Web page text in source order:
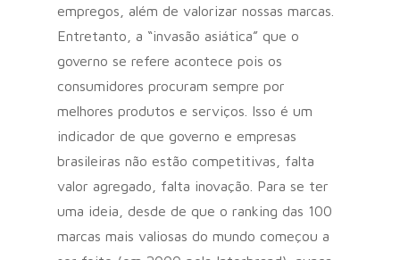
empregos, além de valorizar nossas marcas.
Entretanto, a “invasão asiática” que o
governo se refere acontece pois os
consumidores procuram sempre por
melhores produtos e serviços. Isso é um
indicador de que governo e empresas
brasileiras não estão competitivas, falta
valor agregado, falta inovação. Para se ter
uma ideia, desde de que o ranking das 100
marcas mais valiosas do mundo começou a